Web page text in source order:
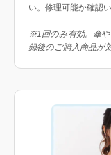
い。修理可能か確認い
※1回のみ有効。傘
録後のご購入商品が